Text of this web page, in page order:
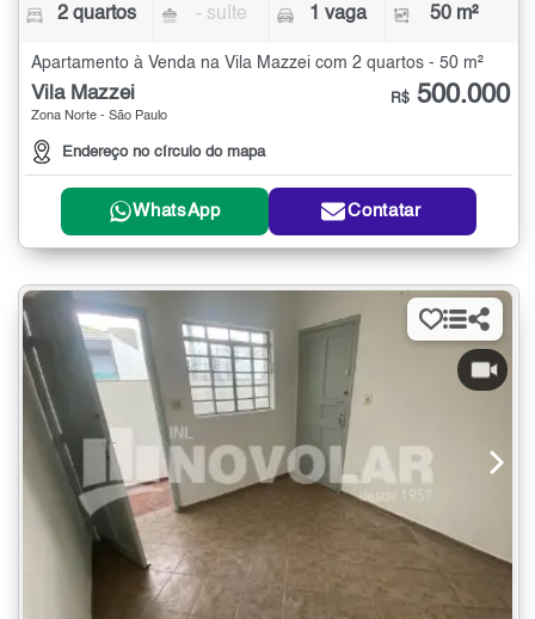
2 quartos - suíte 1 vaga 50 m²
Apartamento à Venda na Vila Mazzei com 2 quartos - 50 m²
Vila Mazzei
Zona Norte - São Paulo
Endereço no círculo do mapa
R$ 500.000
WhatsApp Contatar